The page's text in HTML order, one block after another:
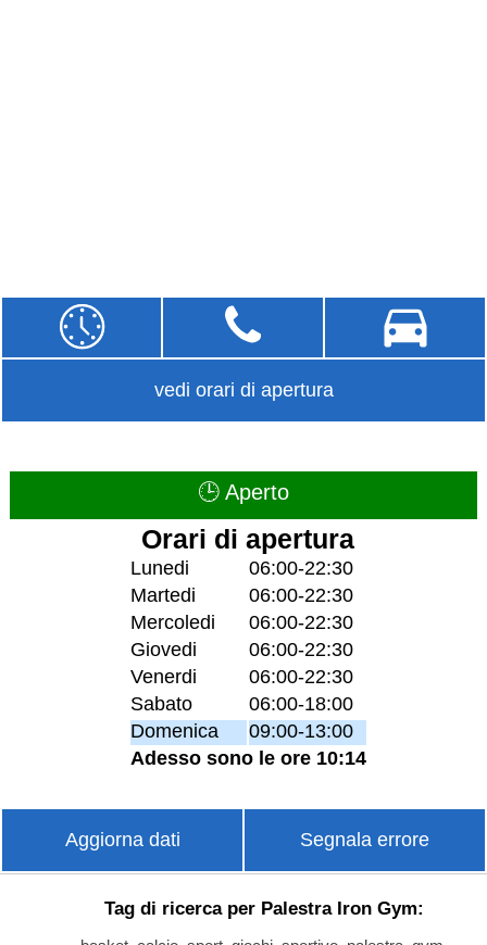
vedi orari di apertura
🕒 Aperto
Orari di apertura
Lunedi
06:00-22:30
Martedi
06:00-22:30
Mercoledi
06:00-22:30
Giovedi
06:00-22:30
Venerdi
06:00-22:30
Sabato
06:00-18:00
Domenica
09:00-13:00
Adesso sono le ore 10:14
Aggiorna dati Segnala errore
Tag di ricerca per Palestra Iron Gym: